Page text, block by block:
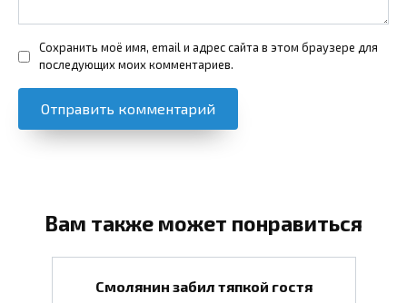
Сохранить моё имя, email и адрес сайта в этом браузере для
последующих моих комментариев.
Вам также может понравиться
Смолянин забил тяпкой гостя